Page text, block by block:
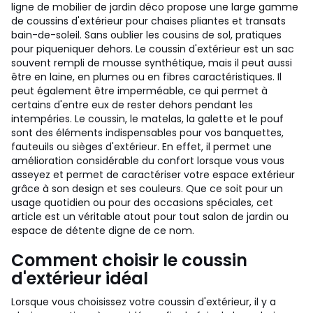
ligne de mobilier de jardin déco propose une large gamme
de coussins d'extérieur pour chaises pliantes et transats
bain-de-soleil. Sans oublier les cousins de sol, pratiques
pour piqueniquer dehors. Le coussin d'extérieur est un sac
souvent rempli de mousse synthétique, mais il peut aussi
être en laine, en plumes ou en fibres caractéristiques. Il
peut également être imperméable, ce qui permet à
certains d'entre eux de rester dehors pendant les
intempéries. Le coussin, le matelas, la galette et le pouf
sont des éléments indispensables pour vos banquettes,
fauteuils ou sièges d'extérieur. En effet, il permet une
amélioration considérable du confort lorsque vous vous
asseyez et permet de caractériser votre espace extérieur
grâce à son design et ses couleurs. Que ce soit pour un
usage quotidien ou pour des occasions spéciales, cet
article est un véritable atout pour tout salon de jardin ou
espace de détente digne de ce nom.
Comment choisir le coussin
d'extérieur idéal
Lorsque vous choisissez votre coussin d'extérieur, il y a